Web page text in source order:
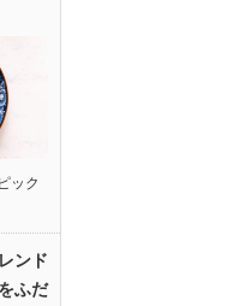
ック
ンド
ふだ